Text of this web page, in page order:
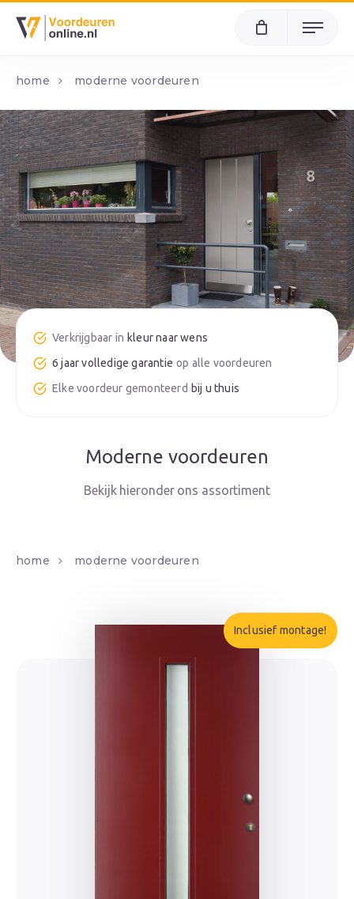
Menu
home moderne voordeuren
kleur naar wens
6 jaar volledige garantie
bij u thuis
Moderne voordeuren
home moderne voordeuren
Inclusief montage!